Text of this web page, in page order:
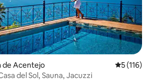
de Acentejo Évaluation
5 (116)
del Sol, Sauna, Jacuzzi